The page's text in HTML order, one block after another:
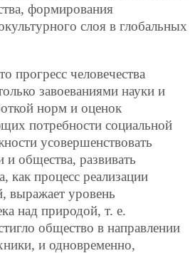
формирования
слоя в глобальных
прогресс человечества
завоеваниями науки и
норм и оценок
потребности социальной
усовершенствовать
общества, развивать
как процесс реализации
выражает уровень
над природой, т. е.
общество в направлении
и одновременно,